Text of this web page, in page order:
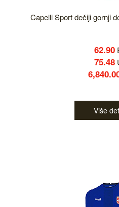
Capelli Sport dečiji gornji
62.90
75.48
Više